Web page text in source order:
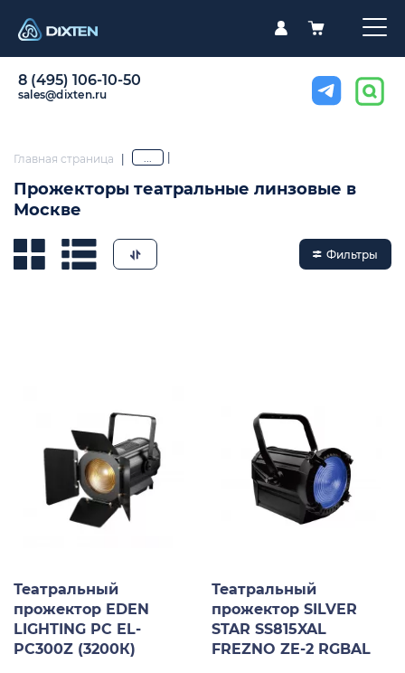
8 (495) 106-10-50
sales@dixten.ru
Главная страница | ...
Прожекторы театральные линзовые в
Москве
Фильтры
Театральный
прожектор EDEN
LIGHTING РС EL-
PC300Z (3200К)
Театральный
прожектор SILVER
STAR SS815XAL
FREZNO ZE-2 RGBAL